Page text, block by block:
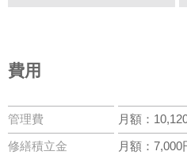
費用
管理費 月額：
修繕積立金 月額：7,000